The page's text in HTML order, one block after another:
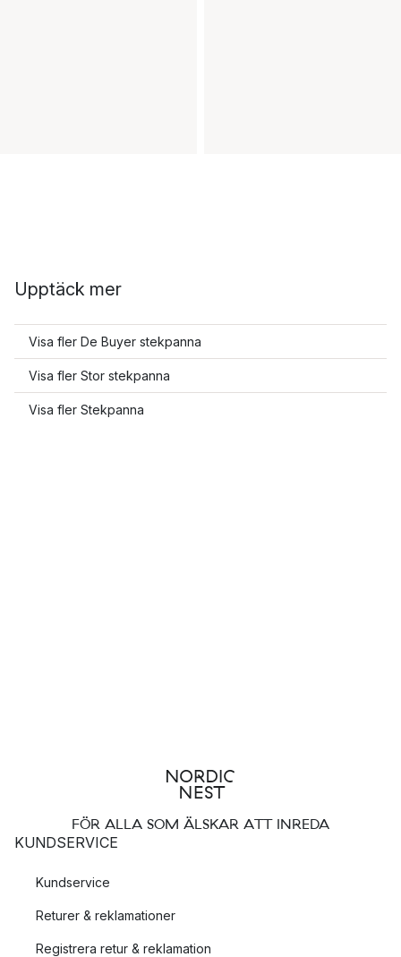
Upptäck mer
Visa fler De Buyer stekpanna
Visa fler Stor stekpanna
Visa fler Stekpanna
FÖR ALLA SOM ÄLSKAR ATT INREDA
KUNDSERVICE
Kundservice
Returer & reklamationer
Registrera retur & reklamation